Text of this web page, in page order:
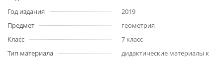
Год издания
2019
Предмет
геометрия
Класс
7 класс
Тип материала
дидактические материалы к